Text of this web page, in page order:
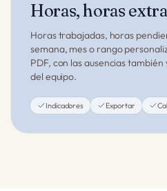
Horas, horas
Horas trabajadas, horas
semana, mes o rango
PDF, con las ausencias
del equipo.
Indicadores Exportar